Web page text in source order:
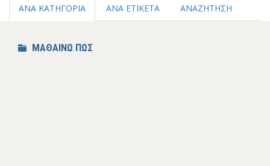
ΑΝΑ ΚΑΤΗΓΟΡΙΑ ΑΝΑ ΕΤΙΚΕΤΑ ΑΝΑΖΗΤΗΣΗ
ΜΑΘΑΙΝΩ ΠΩΣ